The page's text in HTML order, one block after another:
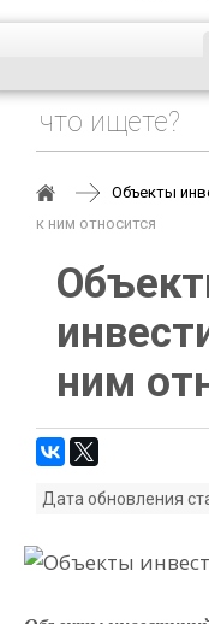
Объекты
к ним относится
ним
Дата обновления